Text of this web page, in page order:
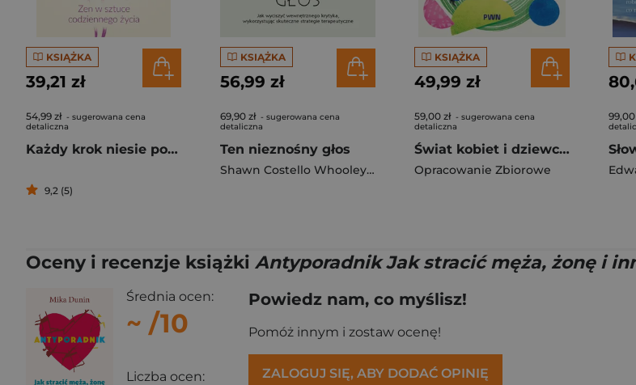
KSIĄŻKA
39,21 zł
54,99 zł - sugerowana cena
detaliczna
Każdy krok niesie pokój Zen w sztuce codziennego życia
9,2 (5)
KSIĄŻKA
56,99 zł
69,90 zł - sugerowana cena
detaliczna
Ten nieznośny głos
Shawn Costello Whooley
,Yates Holly
KSIĄŻKA
49,99 zł
59,00 zł - sugerowana cena
detaliczna
Świat kobiet i dziewcząt z ADHD
Opracowanie Zbiorowe
99,00
Oceny i recenzje książki Antyporadnik Jak stracić męża, żonę i
Średnia ocen:
~ /10
Liczba ocen:
Powiedz nam, co myślisz!
Pomóż innym i zostaw ocenę!
ZALOGUJ SIĘ, ABY DODAĆ OPINIĘ